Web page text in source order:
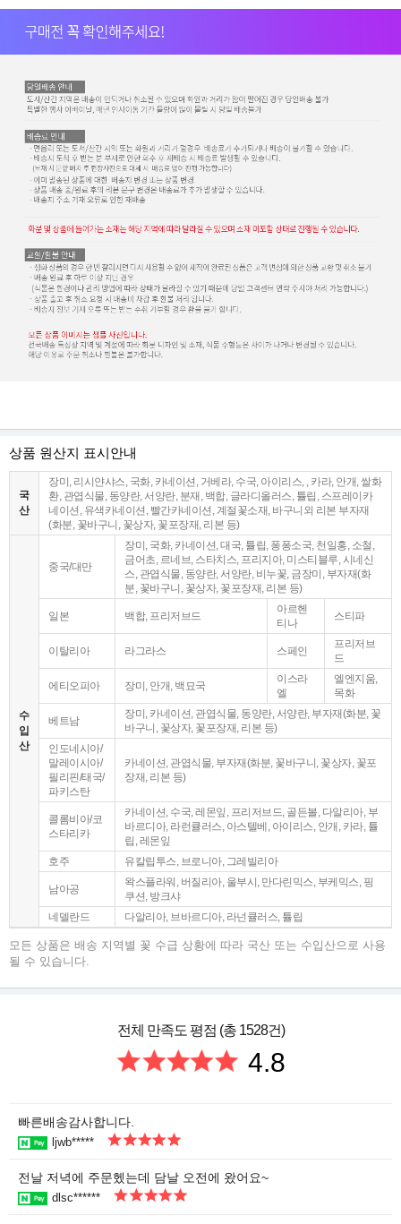
상품 원산지 표시안내
국
산
장미, 리시얀샤스, 국화, 카네이션, 거베라, 수국, 아이리스, , 카라, 안개, 쌀화
환, 관엽식물, 동양란, 서양란, 분재, 백합, 글라디올러스, 튤립, 스프레이카
네이션, 유색카네이션, 빨간카네이션, 계절꽃소재, 바구니외 리본 부자재
(화분, 꽃바구니, 꽃상자, 꽃포장재, 리본 등)
수
입
산
중국/대만
장미, 국화, 카네이션, 대국, 튤립, 퐁퐁소국, 천일홍, 소철,
금어초, 르네브, 스타치스, 프리지아, 미스티블루, 시네신
스, 관엽식물, 동양란, 서양란, 비누꽃, 금장미, 부자재(화
분, 꽃바구니, 꽃상자, 꽃포장재, 리본 등)
일본 백합, 프리저브드
아르헨
티나
스티파
이탈리아 라그라스 스페인
프리저브
드
에티오피아 장미, 안개, 백묘국
이스라
엘
엘엔지움,
목화
베트남
장미, 카네이션, 관엽식물, 동양란, 서양란, 부자재(화분, 꽃
바구니, 꽃상자, 꽃포장재, 리본 등)
인도네시아/
말레이시아/
필리핀/태국/
파키스탄
카네이션, 관엽식물, 부자재(화분, 꽃바구니, 꽃상자, 꽃포
장재, 리본 등)
콜롬비아/코
스타리카
카네이션, 수국, 레몬잎, 프리저브드, 골든볼, 다알리아, 부
바르디아, 라런큘러스, 아스텔베, 아이리스, 안개, 카라, 튤
립, 레몬잎
호주
유칼립투스, 브로니아, 그레빌리아
남아공
왁스플라워, 버질리아, 울부시, 만다린믹스, 부케믹스, 핑
쿠션, 방크샤
네델란드
다알리아, 브바르디아, 라넌큘러스, 튤립
모든 상품은 배송 지역별 꽃 수급 상황에 따라 국산 또는 수입산으로 사용
될 수 있습니다.
전체 만족도 평점 (총 1528건)
4.8
빠른배송감사합니다.
ljwb*****
전날 저녁에 주문헸는데 담날 오전에 왔어요~
dlsc******